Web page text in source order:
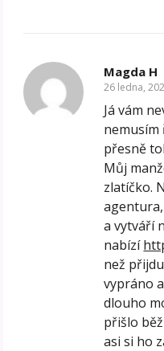
Magda H
26 ledna,
Já vám
nemusím
přesně
Můj
zlatíčko.
a vytváří
nabízí
než
vypráno
dlouho
přišlo
asi si ho